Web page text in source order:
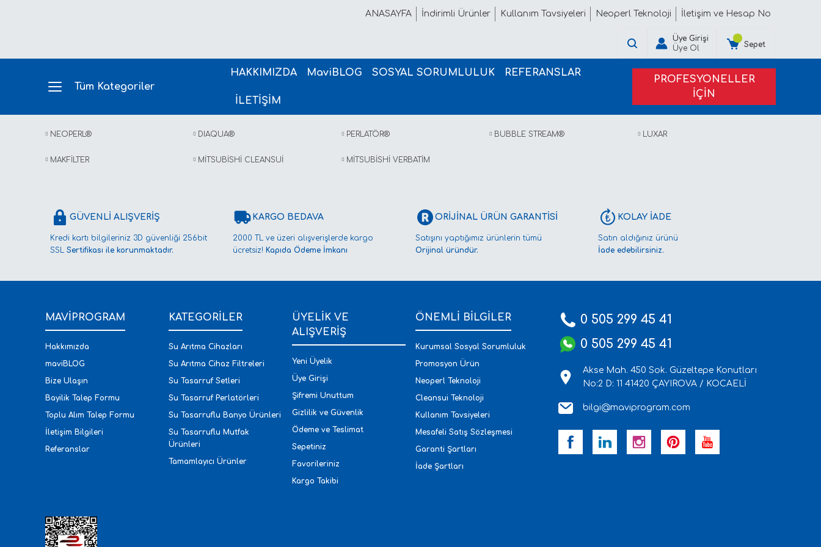
ANASAYFA İndirimli Ürünler Kullanım Tavsiyeleri Neoperl Teknoloji İletişim ve Hesap No
Üye Girişi
Üye Ol
Sepet
Tüm Kategoriler
HAKKIMIZDA MaviBLOG SOSYAL SORUMLULUK REFERANSLAR
İLETİŞİM
PROFESYONELLER
İÇİN
NEOPERL® DIAQUA® PERLATÖR® BUBBLE STREAM® LUXAR
MAKFİLTER MİTSUBİSHİ CLEANSUİ MİTSUBİSHİ VERBATİM
GÜVENLİ ALIŞVERİŞ
Kredi kartı bilgileriniz 3D güvenliği 256bit
SSL Sertifikası ile korunmaktadır.
KARGO BEDAVA
2000 TL ve üzeri alışverişlerde kargo
ücretsiz! Kapıda Ödeme İmkanı
ORİJİNAL ÜRÜN GARANTİSİ
Satışını yaptığımız ürünlerin tümü
Orijinal üründür.
KOLAY İADE
Satın aldığınız ürünü
İade edebilirsiniz.
MAVİPROGRAM
Hakkımızda
maviBLOG
Bize Ulaşın
Bayilik Talep Formu
Toplu Alım Talep Formu
İletişim Bilgileri
Referanslar
KATEGORİLER
Su Arıtma Cihazları
Su Arıtma Cihaz Filtreleri
Su Tasarruf Setleri
Su Tasarruf Perlatörleri
Su Tasarruflu Banyo Ürünleri
Su Tasarruflu Mutfak
Ürünleri
Tamamlayıcı Ürünler
ÜYELİK VE
ALIŞVERİŞ
Yeni Üyelik
Üye Girişi
Şifremi Unuttum
Gizlilik ve Güvenlik
Ödeme ve Teslimat
Sepetiniz
Favorileriniz
Kargo Takibi
ÖNEMLİ BİLGİLER
Kurumsal Sosyal Sorumluluk
Promosyon Ürün
Neoperl Teknoloji
Cleansui Teknoloji
Kullanım Tavsiyeleri
Mesafeli Satış Sözleşmesi
Garanti Şartları
İade Şartları
0 505 299 45 41
0 505 299 45 41
Akse Mah. 450 Sok. Güzeltepe Konutları
No:2 D: 11 41420 ÇAYIROVA / KOCAELİ
bilgi@maviprogram.com